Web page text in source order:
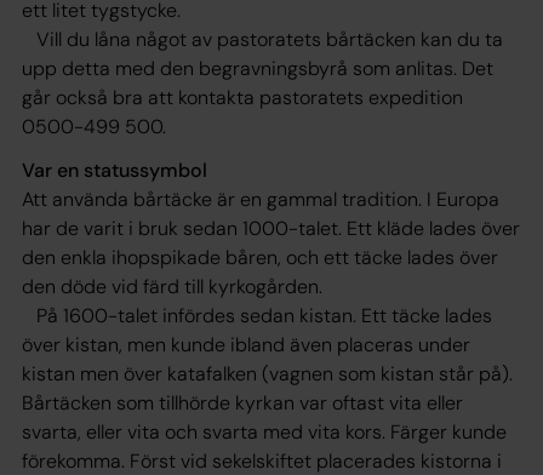
ett litet tygstycke.
Vill du låna något av pastoratets bårtäcken kan du ta
upp detta med den begravningsbyrå som anlitas. Det
går också bra att kontakta pastoratets expedition
0500-499 500.
Var en statussymbol
Att använda bårtäcke är en gammal tradition. I Europa
har de varit i bruk sedan 1000-talet. Ett kläde lades över
den enkla ihopspikade båren, och ett täcke lades över
den döde vid färd till kyrkogården.
På 1600-talet infördes sedan kistan. Ett täcke lades
över kistan, men kunde ibland även placeras under
kistan men över katafalken (vagnen som kistan står på).
Bårtäcken som tillhörde kyrkan var oftast vita eller
svarta, eller vita och svarta med vita kors. Färger kunde
förekomma. Först vid sekelskiftet placerades kistorna i